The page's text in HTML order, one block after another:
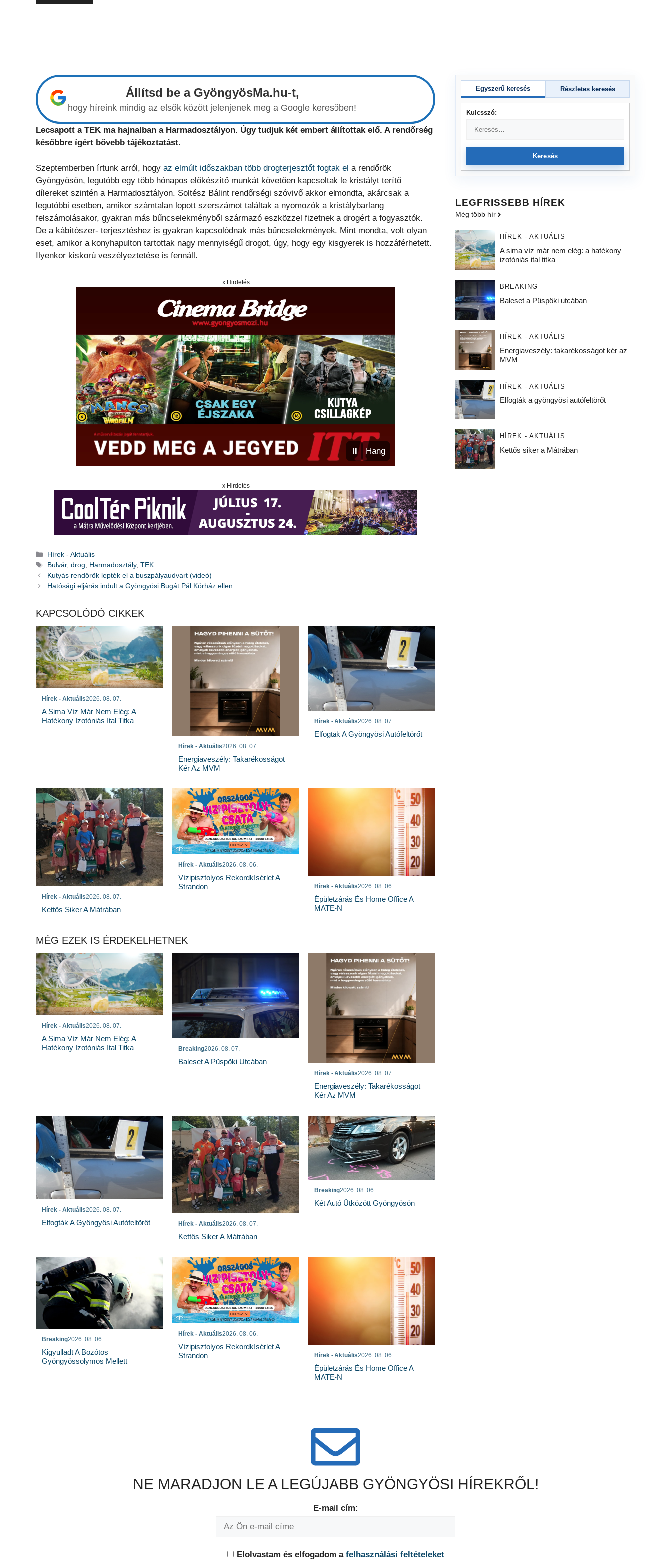
Állítsd be a GyöngyösMa.hu-t,
hogy híreink mindig az elsők között jelenjenek meg a Google keresőben!
Lecsapott a TEK ma hajnalban a Harmadosztályon. Úgy tudjuk két embert állítottak elő. A rendőrség
későbbre ígért bővebb tájékoztatást.
Szeptemberben írtunk arról, hogy az elmúlt időszakban több drogterjesztőt fogtak el a rendőrök
Gyöngyösön, legutóbb egy több hónapos előkészítő munkát követően kapcsoltak le kristályt terítő
dílereket szintén a Harmadosztályon. Soltész Bálint rendőrségi szóvivő akkor elmondta, akárcsak a
legutóbbi esetben, amikor számtalan lopott szerszámot találtak a nyomozók a kristálybarlang
felszámolásakor, gyakran más bűncselekményből származó eszközzel fizetnek a drogért a fogyasztók.
De a kábítószer- terjesztéshez is gyakran kapcsolódnak más bűncselekmények. Mint mondta, volt olyan
eset, amikor a konyhapulton tartottak nagy mennyiségű drogot, úgy, hogy egy kisgyerek is hozzáférhetett.
Ilyenkor kiskorú veszélyeztetése is fennáll.
x Hirdetés
⏸ Hang
x Hirdetés
Kategória
Hírek - Aktuális
Címkék
Bulvár,drog, Harmadosztály,TEK
Kutyás rendőrök lepték el a buszpályaudvart (videó)
Hatósági eljárás indult a Gyöngyösi Bugát Pál Kórház ellen
KAPCSOLÓDÓ CIKKEK
Hírek - Aktuális2026. 08. 07.
A Sima Víz Már Nem Elég: A
Hatékony Izotóniás Ital Titka
Hírek - Aktuális2026. 08. 07.
Energiaveszély: Takarékosságot
Kér Az MVM
Hírek - Aktuális2026. 08. 07.
Elfogták A Gyöngyösi Autófeltörőt
Hírek - Aktuális2026. 08. 07.
Kettős Siker A Mátrában
Hírek - Aktuális2026. 08. 06.
Vízipisztolyos Rekordkísérlet A
Strandon
Hírek - Aktuális2026. 08. 06.
Épületzárás És Home Office A
MATE-N
MÉG EZEK IS ÉRDEKELHETNEK
Hírek - Aktuális2026. 08. 07.
A Sima Víz Már Nem Elég: A
Hatékony Izotóniás Ital Titka
Breaking2026. 08. 07.
Baleset A Püspöki Utcában
Hírek - Aktuális2026. 08. 07.
Energiaveszély: Takarékosságot
Kér Az MVM
Hírek - Aktuális2026. 08. 07.
Elfogták A Gyöngyösi Autófeltörőt Hírek - Aktuális2026. 08. 07.
Kettős Siker A Mátrában
Breaking2026. 08. 06.
Két Autó Ütközött Gyöngyösön
Breaking2026. 08. 06.
Kigyulladt A Bozótos
Gyöngyössolymos Mellett
Hírek - Aktuális2026. 08. 06.
Vízipisztolyos Rekordkísérlet A
Strandon
Hírek - Aktuális2026. 08. 06.
Épületzárás És Home Office A
MATE-N
Egyszerű keresés Részletes keresés
Kulcsszó:
Keresés
LEGFRISSEBB HÍREK
Még több hír
HÍREK - AKTUÁLIS
A sima víz már nem elég: a hatékony
izotóniás ital titka
BREAKING
Baleset a Püspöki utcában
HÍREK - AKTUÁLIS
Energiaveszély: takarékosságot kér az
MVM
HÍREK - AKTUÁLIS
Elfogták a gyöngyösi autófeltörőt
HÍREK - AKTUÁLIS
Kettős siker a Mátrában
NE MARADJON LE A LEGÚJABB GYÖNGYÖSI HÍREKRŐL!
E-mail cím:
Elolvastam és elfogadom a felhasználási feltételeket